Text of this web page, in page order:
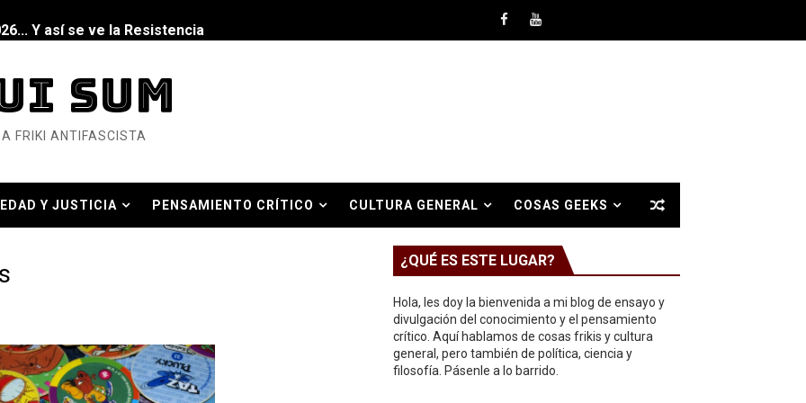
Y así se ve la Resistencia
eléctricas?
(DOS)
(UNO)
del siglo XXI
SUM
FRIKI ANTIFASCISTA
Y JUSTICIA PENSAMIENTO CRÍTICO CULTURA GENERAL COSAS GEEKS
¿QUÉ ES ESTE LUGAR?
Hola, les doy la bienvenida a mi blog de ensayo y
divulgación del conocimiento y el pensamiento
crítico. Aquí hablamos de cosas frikis y cultura
general, pero también de política, ciencia y
filosofía. Pásenle a lo barrido.